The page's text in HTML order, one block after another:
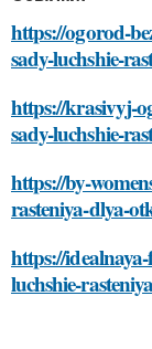
https://ogorod-
sady-luchshie-
https://krasivyj-
sady-luchshie-
https://by-
rasteniya-dlya-
https://
luchshie-